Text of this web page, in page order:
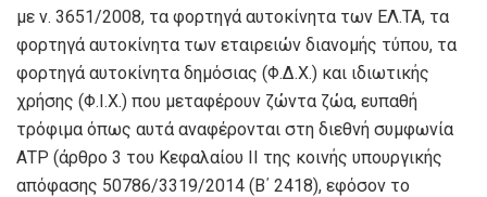
με ν. 3651/2008, τα φορτηγά αυτοκίνητα των ΕΛ.ΤΑ, τα
φορτηγά αυτοκίνητα των εταιρειών διανομής τύπου, τα
φορτηγά αυτοκίνητα δημόσιας (Φ.Δ.Χ.) και ιδιωτικής
χρήσης (Φ.Ι.Χ.) που μεταφέρουν ζώντα ζώα, ευπαθή
τρόφιμα όπως αυτά αναφέρονται στη διεθνή συμφωνία
ΑΤΡ (άρθρο 3 του Κεφαλαίου ΙΙ της κοινής υπουργικής
απόφασης 50786/3319/2014 (Β΄ 2418), εφόσον το